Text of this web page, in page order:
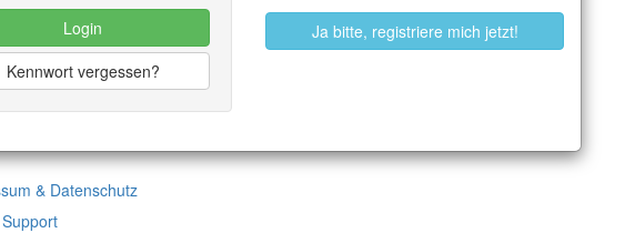
Login
Kennwort vergessen?
Ja bitte, registriere mich jetzt!
& Datenschutz